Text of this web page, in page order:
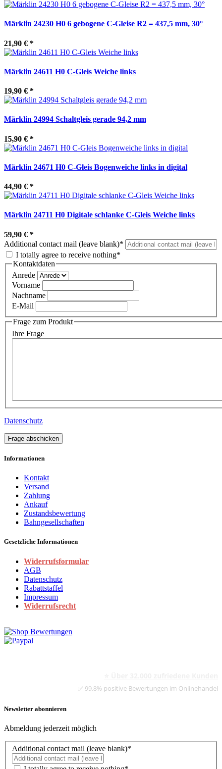
Märklin 24230 H0 6 gebogene C-Gleise R2 = 437,5 mm, 30°
21,90 € *
Märklin 24611 H0 C-Gleis Weiche links
19,90 € *
Märklin 24994 Schaltgleis gerade 94,2 mm
15,90 € *
Märklin 24671 H0 C-Gleis Bogenweiche links in digital
44,90 € *
Märklin 24711 H0 Digitale schlanke C-Gleis Weiche links
59,90 € *
Additional contact mail (leave blank)*
I totally agree to receive nothing*
Kontaktdaten
Anrede
Vorname
Nachname
E-Mail
Frage zum Produkt
Ihre Frage
Datenschutz
Frage abschicken
Informationen
Kontakt
Versand
Zahlung
Ankauf
Zustandsbewertung
Bahngesellschaften
Gesetzliche Informationen
Widerrufsformular
AGB
Datenschutz
Rabattstaffel
Impressum
Widerrufsrecht
✅ 99,8% positive Bewertungen im Onlinehandel
Newsletter abonnieren
Abmeldung jederzeit möglich
Additional contact mail (leave blank)*